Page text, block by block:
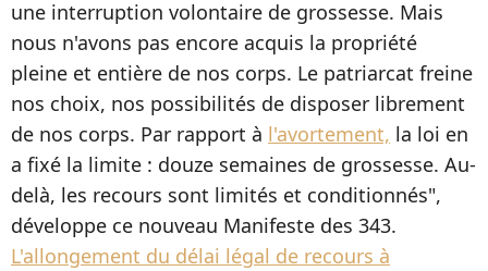
une interruption volontaire de grossesse. Mais
nous n'avons pas encore acquis la propriété
pleine et entière de nos corps. Le patriarcat freine
nos choix, nos possibilités de disposer librement
de nos corps. Par rapport à l'avortement, la loi en
a fixé la limite : douze semaines de grossesse. Au-
delà, les recours sont limités et conditionnés",
développe ce nouveau Manifeste des 343.
L'allongement du délai légal de recours à